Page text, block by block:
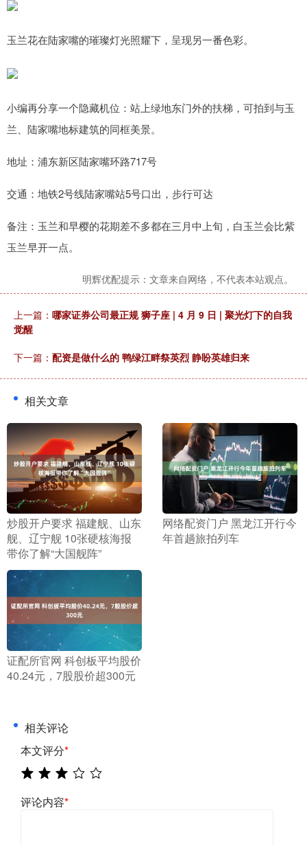
玉兰花在陆家嘴的璀璨灯光照耀下，呈现另一番色彩。
小编再分享一个隐藏机位：站上绿地东门外的扶梯，可拍到与玉
兰、陆家嘴地标建筑的同框美景。
地址：浦东新区陆家嘴环路717号
交通：地铁2号线陆家嘴站5号口出，步行可达
备注：玉兰和早樱的花期差不多都在三月中上旬，白玉兰会比紫
玉兰早开一点。
明辉优配提示：文章来自网络，不代表本站观点。
上一篇： 哪家证券公司最正规 狮子座 | 4 月 9 日 | 聚光灯下的自我
觉醒
下一篇： 配资是做什么的 鸭绿江畔祭英烈 静盼英雄归来
相关文章
​炒股开户要求 福建舰、山东
舰、辽宁舰 10张硬核海报
带你了解“大国舰阵”
​网络配资门户 黑龙江开行今
年首趟旅拍列车
​证配所官网 科创板平均股价
40.24元，7股股价超300元
相关评论
本文评分*
评论内容*